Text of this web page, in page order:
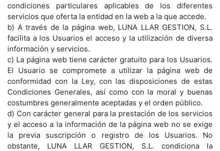
condiciones particulares aplicables de los diferentes
servicios que oferta la entidad en la web a la que accede.
b) A través de la página web, LUNA LLAR GESTION, S.L.
facilita a los Usuarios el acceso y la utilización de diversa
información y servicios.
c) La página web tiene carácter gratuito para los Usuarios.
El Usuario se compromete a utilizar la página web de
conformidad con la Ley, con las disposiciones de estas
Condiciones Generales, así como con la moral y buenas
costumbres generalmente aceptadas y el orden público.
d) Con carácter general para la prestación de los servicios
y el acceso a la información de la página web no se exige
la previa suscripción o registro de los Usuarios. No
obstante, LUNA LLAR GESTION, S.L. condiciona la